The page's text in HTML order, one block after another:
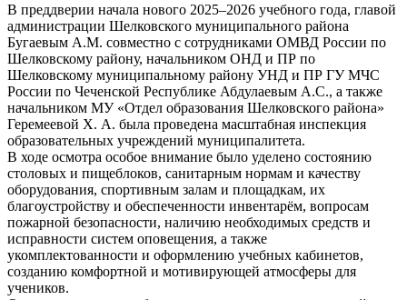
В преддверии начала нового 2025–2026 учебного года, главой
администрации Шелковского муниципального района
Бугаевым А.М. совместно с сотрудниками ОМВД России по
Шелковскому району, начальником ОНД и ПР по
Шелковскому муниципальному району УНД и ПР ГУ МЧС
России по Чеченской Республике Абдулаевым А.С., а также
начальником МУ «Отдел образования Шелковского района»
Геремеевой Х. А. была проведена масштабная инспекция
образовательных учреждений муниципалитета.
В ходе осмотра особое внимание было уделено состоянию
столовых и пищеблоков, санитарным нормам и качеству
оборудования, спортивным залам и площадкам, их
благоустройству и обеспеченности инвентарём, вопросам
пожарной безопасности, наличию необходимых средств и
исправности систем оповещения, а также
укомплектованности и оформлению учебных кабинетов,
созданию комфортной и мотивирующей атмосферы для
учеников.